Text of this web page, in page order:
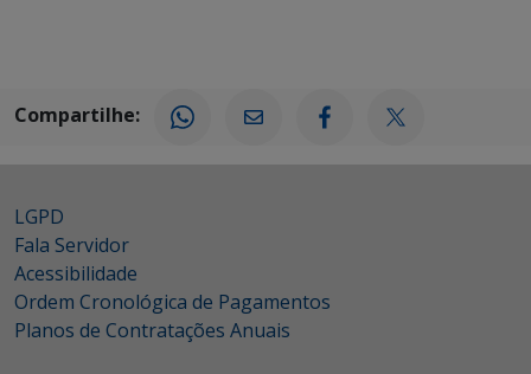
Compartilhe:
LGPD
Fala Servidor
Acessibilidade
Ordem Cronológica de Pagamentos
Planos de Contratações Anuais